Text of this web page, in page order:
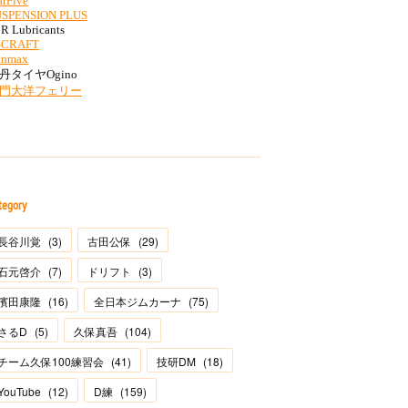
谷川覚 (3) 古田公保 (29)
元啓介 (7) ドリフト (3)
田康隆 (16) 全日本ジムカーナ (75)
るD (5) 久保真吾 (104)
ーム久保100練習会 (41) 技研DM (18)
(12) D練 (159)